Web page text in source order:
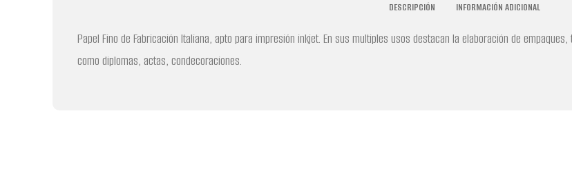
DESCRIPCIÓN INFORMACIÓN ADICIONAL
Papel Fino de Fabricación Italiana, apto para impresión inkjet. En sus multiples usos destacan la elaboración de
como diplomas, actas, condecoraciones.